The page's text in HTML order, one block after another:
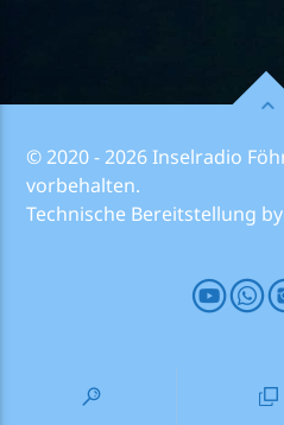
© 2020 - 2026 Inselradio
vorbehalten.
Technische Bereitstellung by